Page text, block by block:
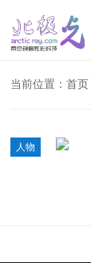
当前位置：首页
人物